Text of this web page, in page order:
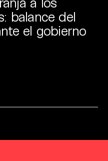
balance del
el gobierno